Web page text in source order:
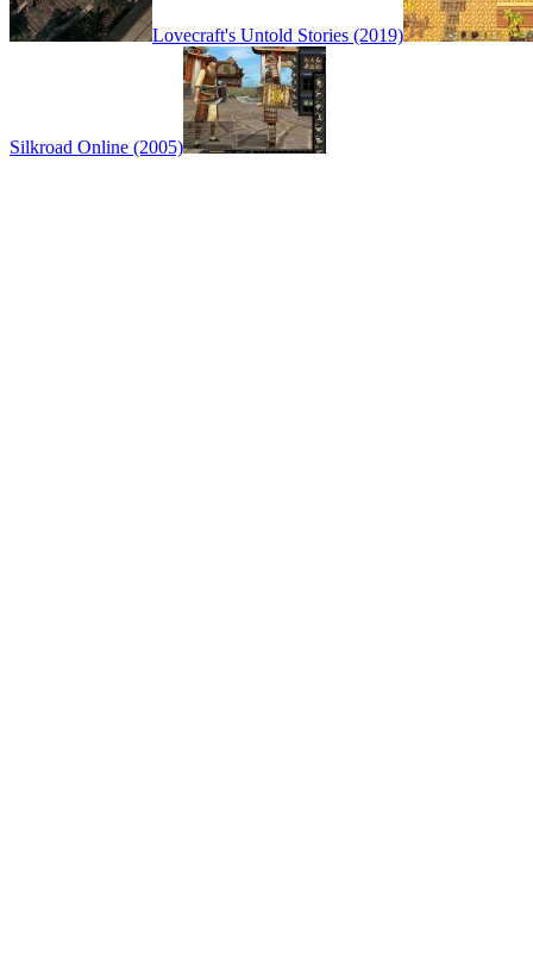
Lovecraft's Untold Stories (2019)
Silkroad Online (2005)